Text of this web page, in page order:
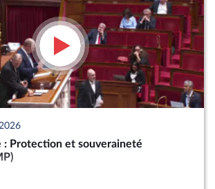
: Protection et souveraineté